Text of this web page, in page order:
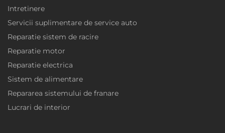
Intretinere
Servicii suplimentare de service auto
Reparatie sistem de racire
Reparatie motor
Reparatie electrica
Sistem de alimentare
Repararea sistemului de franare
Lucrari de interior